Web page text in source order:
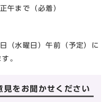
午まで（必着）
水曜日）午前（予定）に
。
見をお聞かせください